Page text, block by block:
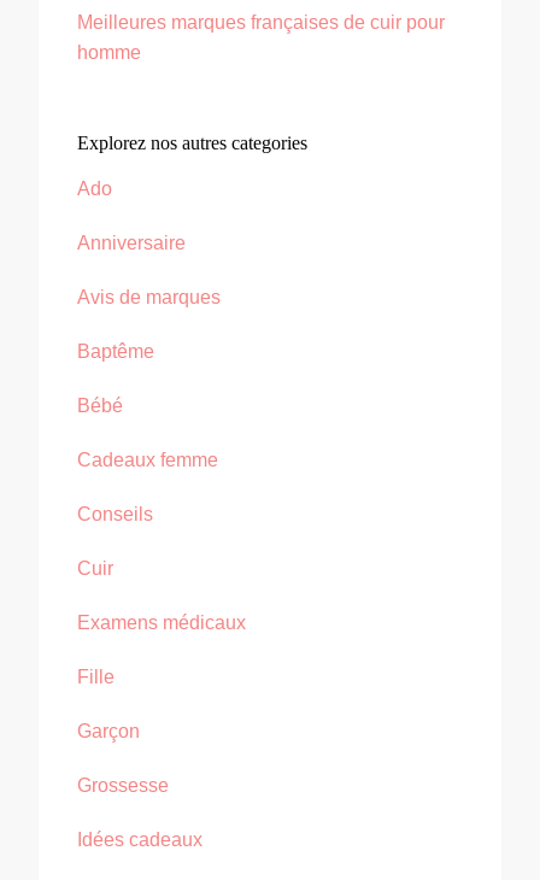
Meilleures marques françaises de cuir pour
homme
Explorez nos autres categories
Ado
Anniversaire
Avis de marques
Baptême
Bébé
Cadeaux femme
Conseils
Cuir
Examens médicaux
Fille
Garçon
Grossesse
Idées cadeaux